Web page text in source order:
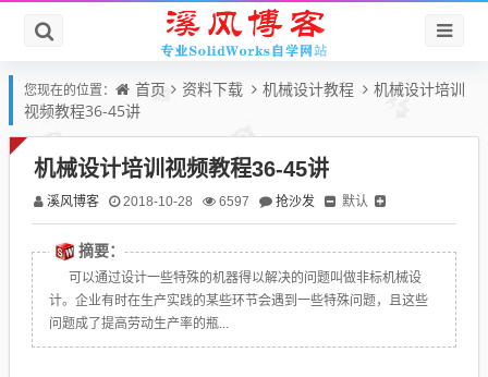
您现在的位置： 首页 资料下载 机械设计教程
机械设计培训
视频教程36-45讲
机械设计培训视频教程36-45讲
溪风博客 2018-10-28 6597 抢沙发 默认
摘要：
可以通过设计一些特殊的机器得以解决的问题叫做非标机械设
计。企业有时在生产实践的某些环节会遇到一些特殊问题，且这些
问题成了提高劳动生产率的瓶...